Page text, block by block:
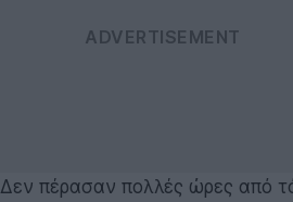
Δεν πέρασαν πολλές ώρες από